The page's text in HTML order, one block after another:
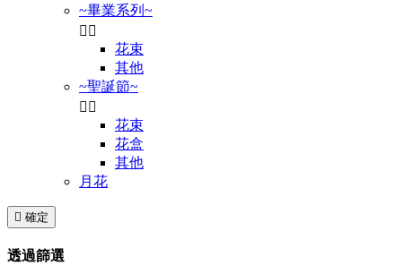
~畢業系列~
 
花束
其他
~聖誕節~
 
花束
花盒
其他
月花
 確定
透過篩選